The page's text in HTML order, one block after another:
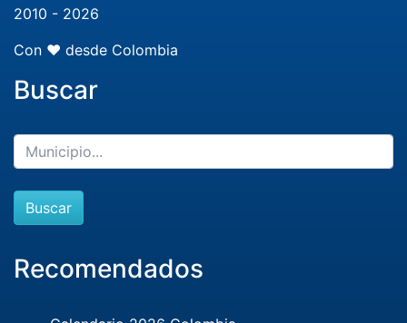
2010 - 2026
Con ❤️ desde Colombia
Buscar
Buscar
Recomendados